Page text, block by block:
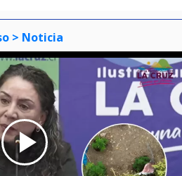
> Noticia